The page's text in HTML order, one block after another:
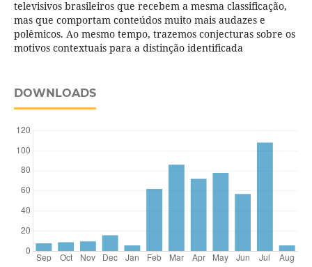
televisivos brasileiros que recebem a mesma classificação,
mas que comportam conteúdos muito mais audazes e
polêmicos. Ao mesmo tempo, trazemos conjecturas sobre os
motivos contextuais para a distinção identificada
DOWNLOADS